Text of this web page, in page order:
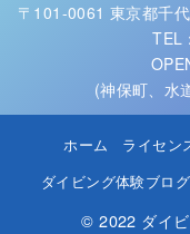
〒101-0061 東京都千
TEL
(神保町、水
ホーム ライセン
ダイビング体験ブログ
© 2022 ダイ